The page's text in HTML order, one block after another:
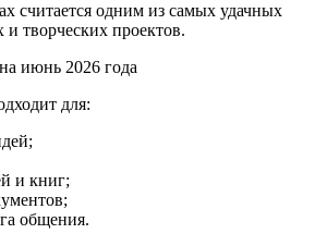
считается одним из самых удачных
и творческих проектов.
для:
и книг;
общения.